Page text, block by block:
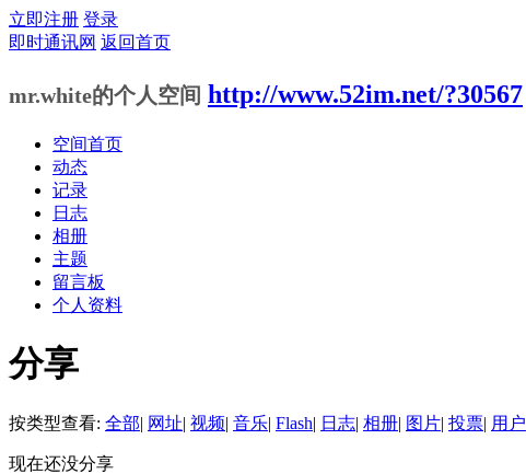
立即注册 登录
即时通讯网 返回首页
mr.white的个人空间 http://www.52im.net/?30567
空间首页
动态
记录
日志
相册
主题
留言板
个人资料
分享
按类型查看: 全部| 网址| 视频| 音乐| Flash| 日志| 相册| 图片| 投票| 用户
现在还没分享